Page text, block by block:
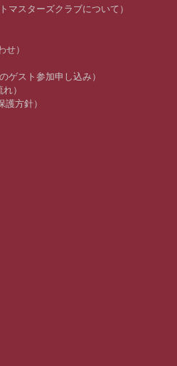
マスターズクラブについて）
）
ゲスト参加申し込み）
）
方針）